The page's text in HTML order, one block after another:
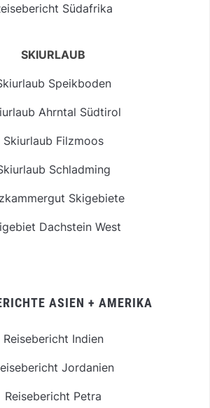
Südafrika
SKIURLAUB
Speikboden
Ahrntal Südtirol
Skiurlaub Filzmoos
Schladming
Skigebiete
Dachstein West
ASIEN + AMERIKA
Reisebericht Indien
Jordanien
Reisebericht Petra